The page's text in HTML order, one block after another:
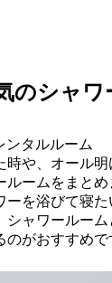
のシャ
ンタルルーム
時や、オール
ルームをまと
ーを浴びて寝
シャワールー
がおすすめで